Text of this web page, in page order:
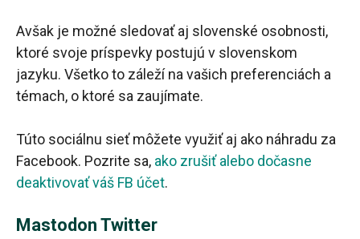
Avšak je možné sledovať aj slovenské osobnosti,
ktoré svoje príspevky postujú v slovenskom
jazyku. Všetko to záleží na vašich preferenciách a
témach, o ktoré sa zaujímate.
Túto sociálnu sieť môžete využiť aj ako náhradu za
Facebook. Pozrite sa, ako zrušiť alebo dočasne
deaktivovať váš FB účet.
Mastodon Twitter